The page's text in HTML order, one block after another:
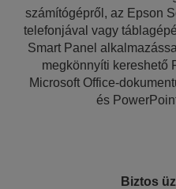
számítógépről, az Epson
telefonjával vagy
Smart Panel
megkönnyíti kereshető
Microsoft Office-
és
Biztos